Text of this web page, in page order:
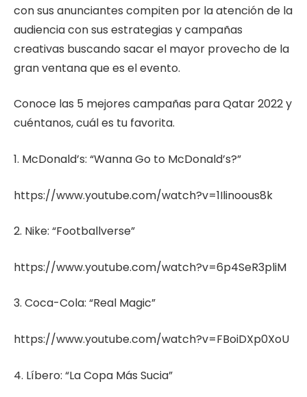
con sus anunciantes compiten por la atención de la
audiencia con sus estrategias y campañas
creativas buscando sacar el mayor provecho de la
gran ventana que es el evento.
Conoce las 5 mejores campañas para Qatar 2022 y
cuéntanos, cuál es tu favorita.
1. McDonald’s: “Wanna Go to McDonald’s?”
https://www.youtube.com/watch?v=1Ilinoous8k
2. Nike: “Footballverse”
https://www.youtube.com/watch?v=6p4SeR3pliM
3. Coca-Cola: “Real Magic”
https://www.youtube.com/watch?v=FBoiDXp0XoU
4. Líbero: “La Copa Más Sucia”